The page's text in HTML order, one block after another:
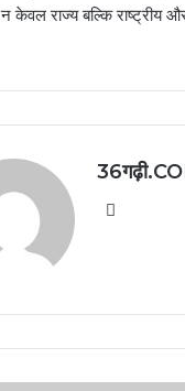
केवल राज्य बल्कि राष्ट्रीय